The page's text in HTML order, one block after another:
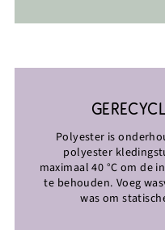
Polyester is
polyester
maximaal 40 °C om de
te behouden. Voeg
was om